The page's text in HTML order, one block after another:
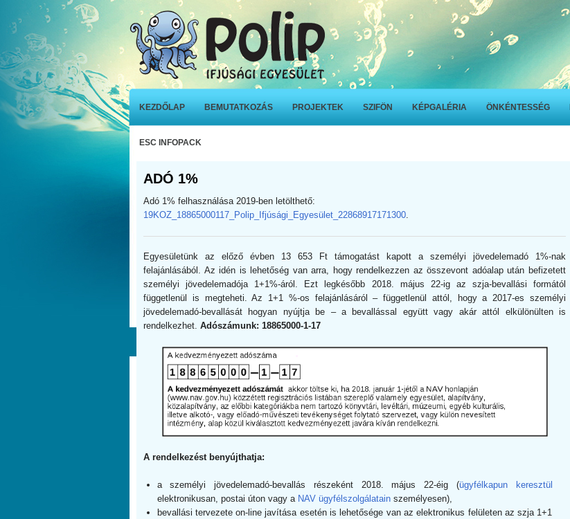
KEZDŐLAP BEMUTATKOZÁS PROJEKTEK SZIFÖN KÉPGALÉRIA ÖNKÉNTESSÉG
ESC INFOPACK
ADÓ 1%
Adó 1% felhasználása 2019-ben letölthető:
19KOZ_18865000117_Polip_Ifjúsági_Egyesület_22868917171300.
Egyesületünk az előző évben 13 653 Ft támogatást kapott a személyi jövedelemadó 1%-nak
felajánlásából. Az idén is lehetőség van arra, hogy rendelkezzen az összevont adóalap után befizetett
személyi jövedelemadója 1+1%-áról. Ezt legkésőbb 2018. május 22-ig az szja-bevallási formától
függetlenül is megteheti. Az 1+1 %-os felajánlásáról – függetlenül attól, hogy a 2017-es személyi
jövedelemadó-bevallását hogyan nyújtja be – a bevallással együtt vagy akár attól elkülönülten is
rendelkezhet. Adószámunk: 18865000-1-17
A rendelkezést benyújthatja:
a személyi jövedelemadó-bevallás részeként 2018. május 22-éig (ügyfélkapun keresztül
elektronikusan, postai úton vagy a NAV ügyfélszolgálatainszemélyesen),
bevallási tervezete on-line javítása esetén is lehetősége van az elektronikus felületen az szja 1+1